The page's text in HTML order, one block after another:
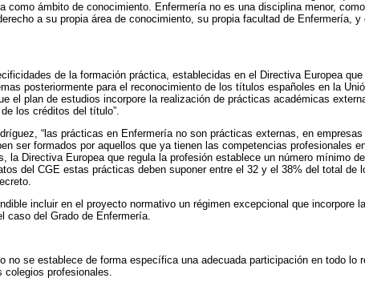
como ámbito de conocimiento. Enfermería no es una disciplina menor,
a su propia área de conocimiento, su propia facultad de Enfermería, y
de la formación práctica, establecidas en el Directiva Europea que
posteriormente para el reconocimiento de los títulos españoles en la
el plan de estudios incorpore la realización de prácticas académicas
los créditos del título”.
“las prácticas en Enfermería no son prácticas externas, en
ser formados por aquellos que ya tienen las competencias profesionales
la Directiva Europea que regula la profesión establece un número mínimo
del CGE estas prácticas deben suponer entre el 32 y el 38% del total de
incluir en el proyecto normativo un régimen excepcional que incorpore
caso del Grado de Enfermería.
no se establece de forma específica una adecuada participación en todo lo
colegios profesionales.